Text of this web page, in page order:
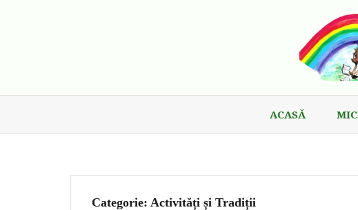
ACASĂ
Categorie: Activități și Tradiții